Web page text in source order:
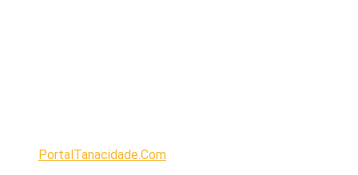
PortalTanacidade.Com